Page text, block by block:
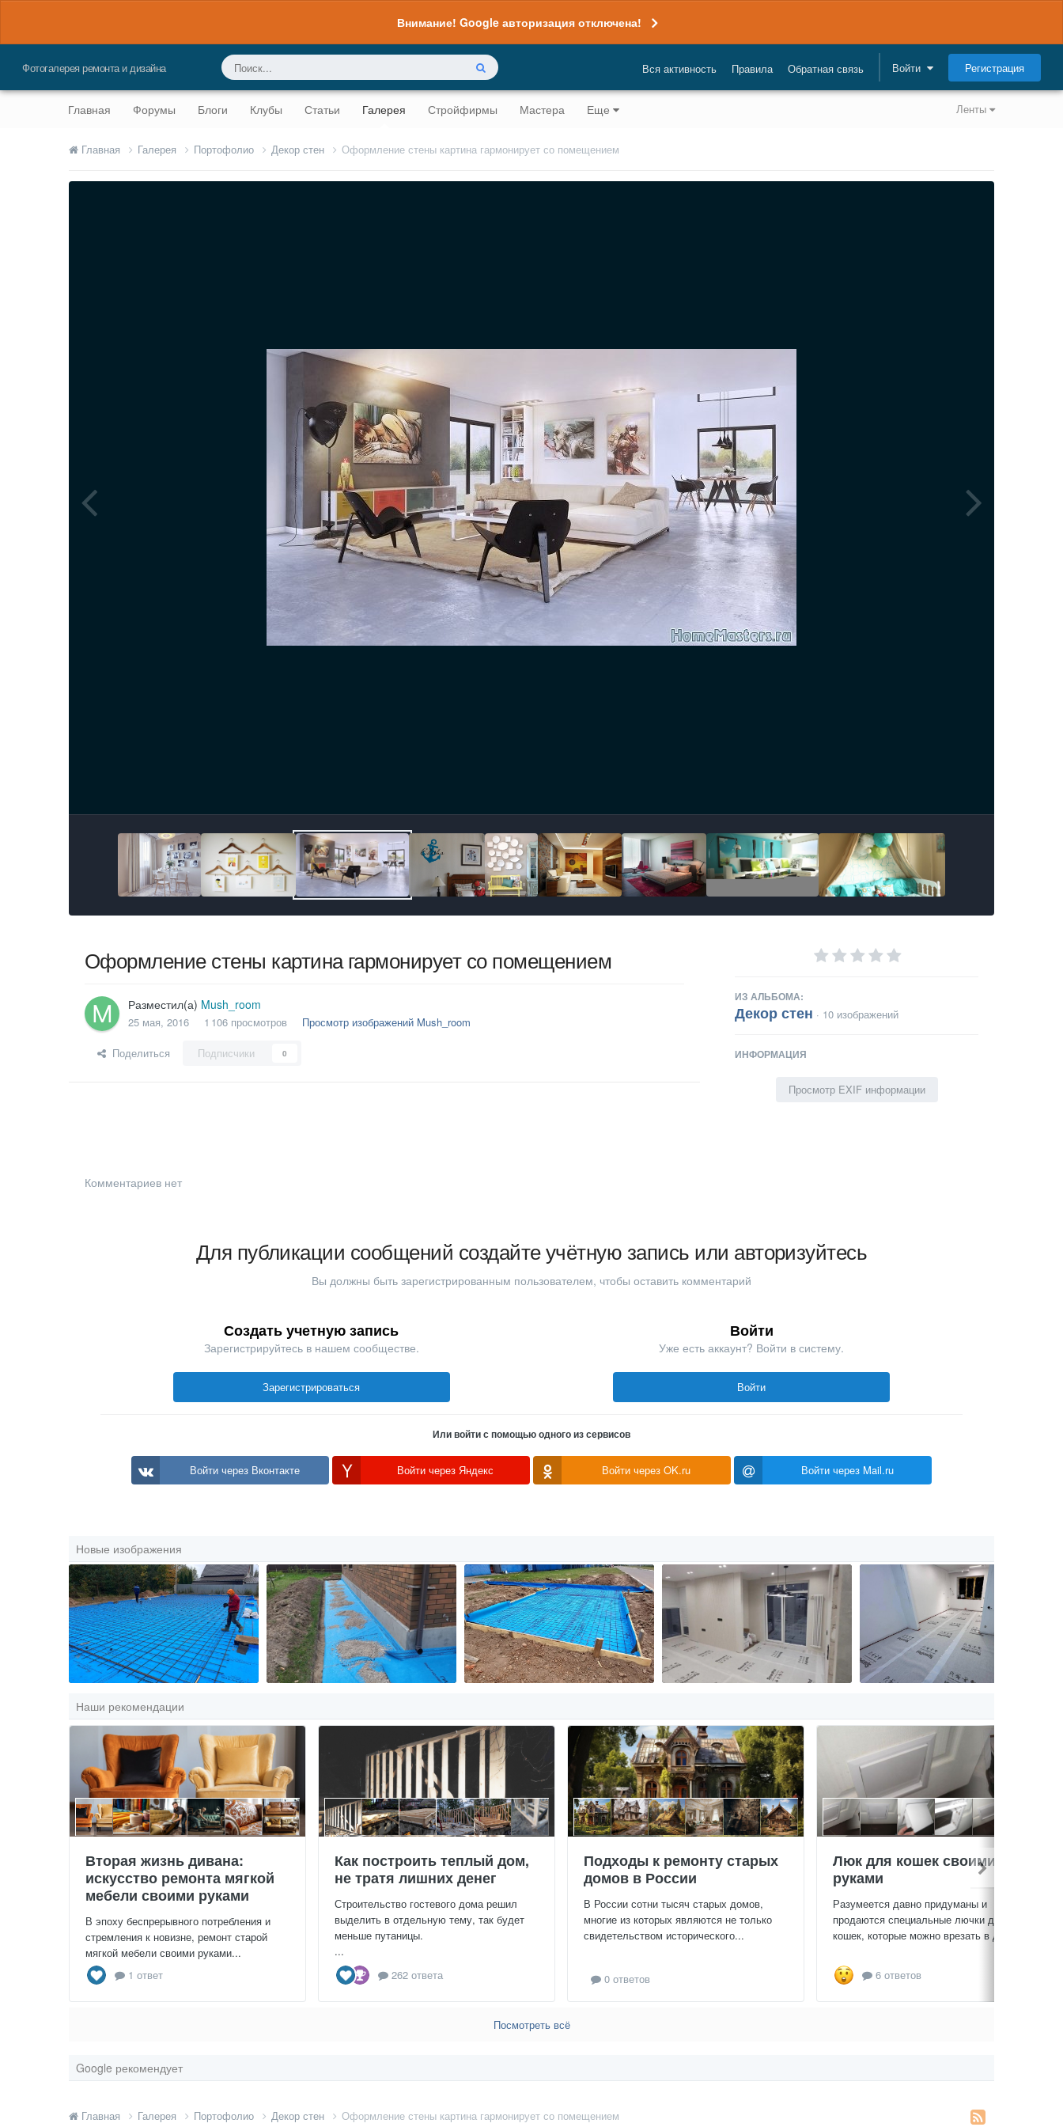
Внимание! Google авторизация отключена!
Фотогалерея ремонта и дизайна Вся активность Правила Обратная связь Войти Регистрация
Ленты
Главная Форумы Блоги Клубы Статьи Галерея Стройфирмы Мастера Еще
Главная Галерея Портофолио Декор стен Оформление стены картина гармонирует со помещением
Оформление стены картина гармонирует со помещением
Разместил(а) Mush_room
25 мая, 2016 1 106 просмотров Просмотр изображений Mush_room
Поделиться Подписчики 0
ИЗ АЛЬБОМА:
Декор стен · 10 изображений
ИНФОРМАЦИЯ
Просмотр EXIF информации
Комментариев нет
Для публикации сообщений создайте учётную запись или авторизуйтесь
Вы должны быть зарегистрированным пользователем, чтобы оставить комментарий
Создать учетную запись
Зарегистрируйтесь в нашем сообществе.
Зарегистрироваться
Войти
Уже есть аккаунт? Войти в систему.
Войти
Или войти с помощью одного из сервисов
Войти через Вконтакте Войти через Яндекс Войти через OK.ru Войти через Mail.ru
Новые изображения
Наши рекомендации
Вторая жизнь дивана:
искусство ремонта мягкой
мебели своими руками
В эпоху беспрерывного потребления и
стремления к новизне, ремонт старой
мягкой мебели своими руками...
1 ответ
Как построить теплый дом,
не тратя лишних денег
Строительство гостевого дома решил
выделить в отдельную тему, так будет
меньше путаницы.
...
262 ответа
Подходы к ремонту старых
домов в России
В России сотни тысяч старых домов,
многие из которых являются не только
свидетельством исторического...
0 ответов
Люк для кошек своими
руками
Разумеется давно придуманы и
продаются специальные лючки для
кошек, которые можно врезать в дверь...
6 ответов
Посмотреть всё
Google рекомендует
Главная Галерея Портофолио Декор стен Оформление стены картина гармонирует со помещением